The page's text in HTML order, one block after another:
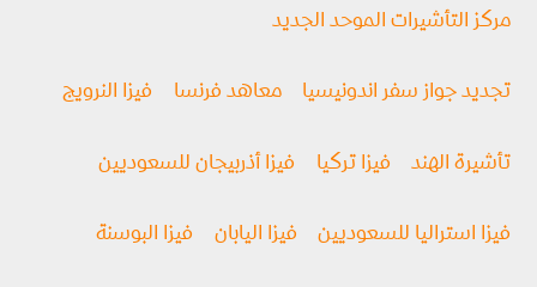
مركز التأشيرات الموحد الجديد
تجديد جواز سفر اندونيسيا معاهد فرنسا فيزا النرويج
تأشيرة الهند فيزا تركيا فيزا أذربيجان للسعوديين
فيزا استراليا للسعوديين فيزا اليابان فيزا البوسنة